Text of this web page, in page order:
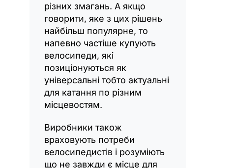
різних змагань. А якщо
говорити, яке з цих рішень
найбільш популярне, то
напевно частіше купують
велосипеди, які
позиціонуються як
універсальні тобто актуальні
для катання по різним
місцевостям.
Виробники також
враховують потреби
велосипедистів і розуміють
що не завжди є місце для